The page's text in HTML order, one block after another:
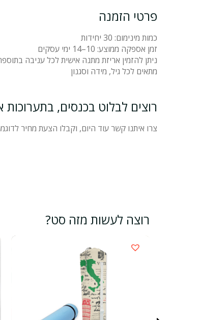
פרטי הזמנה
כמות מינימום: 30 יחידות
זמן אספקה ממוצע: 10–14 ימי עסקים
ניתן להזמין אריזת מתנה אישית לכל עניבה
מתאים לכל גיל, מידה וסגנון
רוצים לבלוט בכנסים, בתערוכות
צרו איתנו קשר עוד היום, וקבלו הצעת מחיר
רוצה לעשות מזה סט?